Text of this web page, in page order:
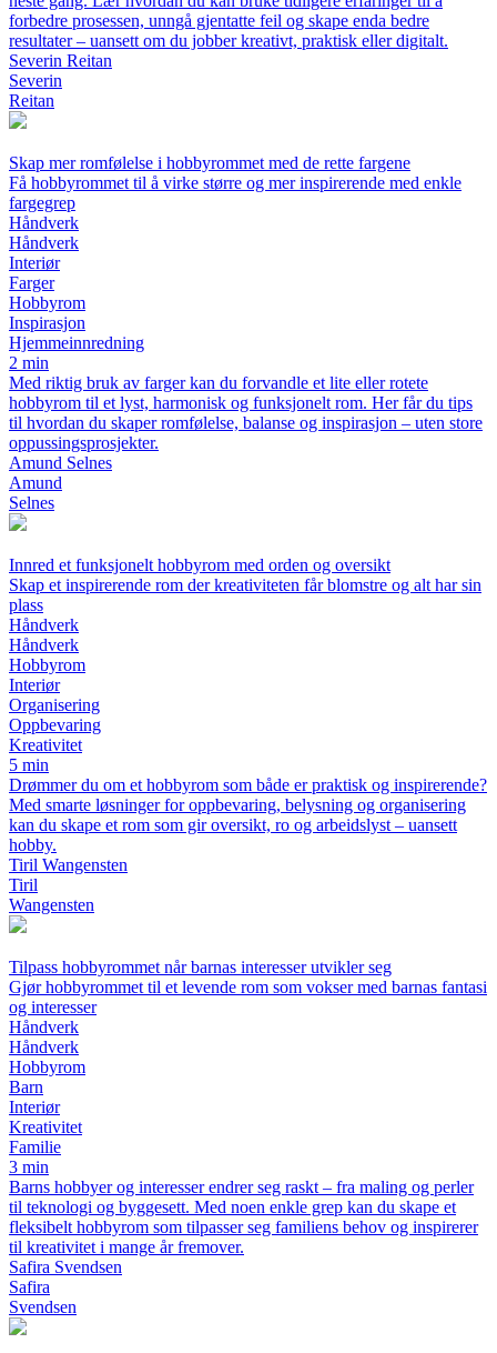
forbedre prosessen, unngå gjentatte feil og skape enda bedre
resultater – uansett om du jobber kreativt, praktisk eller digitalt.
Severin Reitan
Severin
Reitan
Skap mer romfølelse i hobbyrommet med de rette fargene
Få hobbyrommet til å virke større og mer inspirerende med enkle
fargegrep
Håndverk
Håndverk
Interiør
Farger
Hobbyrom
Inspirasjon
Hjemmeinnredning
2 min
Med riktig bruk av farger kan du forvandle et lite eller rotete
hobbyrom til et lyst, harmonisk og funksjonelt rom. Her får du tips
til hvordan du skaper romfølelse, balanse og inspirasjon – uten store
oppussingsprosjekter.
Amund Selnes
Amund
Selnes
Innred et funksjonelt hobbyrom med orden og oversikt
Skap et inspirerende rom der kreativiteten får blomstre og alt har sin
plass
Håndverk
Håndverk
Hobbyrom
Interiør
Organisering
Oppbevaring
Kreativitet
5 min
Drømmer du om et hobbyrom som både er praktisk og inspirerende?
Med smarte løsninger for oppbevaring, belysning og organisering
kan du skape et rom som gir oversikt, ro og arbeidslyst – uansett
hobby.
Tiril Wangensten
Tiril
Wangensten
Tilpass hobbyrommet når barnas interesser utvikler seg
Gjør hobbyrommet til et levende rom som vokser med barnas fantasi
og interesser
Håndverk
Håndverk
Hobbyrom
Barn
Interiør
Kreativitet
Familie
3 min
Barns hobbyer og interesser endrer seg raskt – fra maling og perler
til teknologi og byggesett. Med noen enkle grep kan du skape et
fleksibelt hobbyrom som tilpasser seg familiens behov og inspirerer
til kreativitet i mange år fremover.
Safira Svendsen
Safira
Svendsen